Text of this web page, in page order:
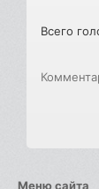
Всего
Меню сайта